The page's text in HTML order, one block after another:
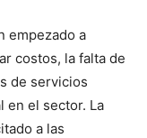
empezado a
costos, la falta de
de servicios
en el sector. La
a las